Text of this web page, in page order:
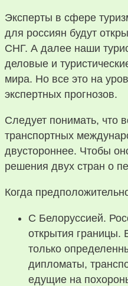
Эксперты в сфере
для россиян будут
СНГ. А далее наши
деловые и
мира. Но все это на
экспертных прогнозов.
Следует понимать, что
транспортных
двустороннее. Чтобы
решения двух стран о
Когда
С Белоруссией.
открытия границы.
только
дипломаты,
едущие на